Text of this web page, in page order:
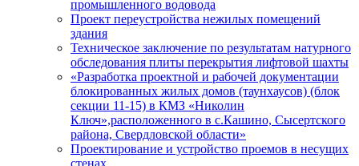
промышленного водовода
Проект переустройства нежилых помещений
здания
Техническое заключение по результатам натурного
обследования плиты перекрытия лифтовой шахты
«Разработка проектной и рабочей документации
блокированных жилых домов (таунхаусов) (блок
секции 11-15) в КМЗ «Николин
Ключ»,расположенного в с.Кашино, Сысертского
района, Свердловской области»
Проектирование и устройство проемов в несущих